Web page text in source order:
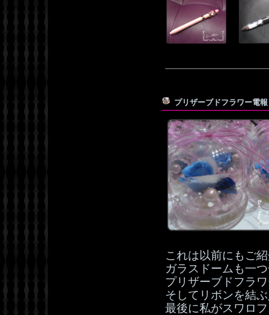
プリザーブドフラワー電
これは以前にもご
ガラスドームも一
プリザーブドフラ
そしてリボンを結
最後に私がスワロ